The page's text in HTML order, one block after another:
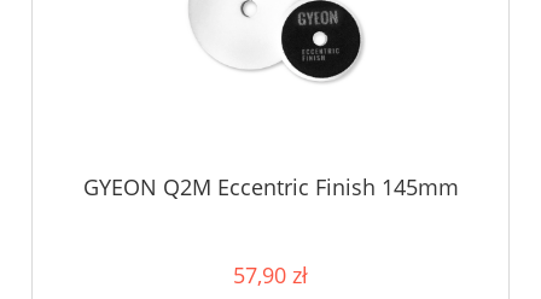
GYEON Q2M Eccentric Finish 145mm
57,90 zł